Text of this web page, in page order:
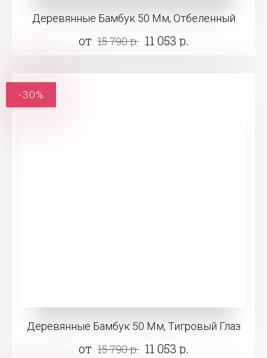
Деревянные Бамбук 50 Мм, Отбеленный
от 15 790 р. 11 053 р.
Деревянные Бамбук 50 Мм, Тигровый Глаз
от 15 790 р. 11 053 р.
-30%